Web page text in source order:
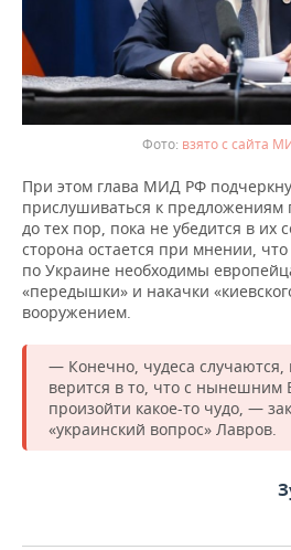
взято с сайта
При этом глава МИД РФ
прислушиваться к предложениям
до тех пор, пока не убедится в их
сторона остается при мнении,
по Украине необходимы
«передышки» и накачки
вооружением.
— Конечно, чудеса
верится в то, что с нынешним
произойти какое-то чудо, —
«украинский вопрос» Лавров.